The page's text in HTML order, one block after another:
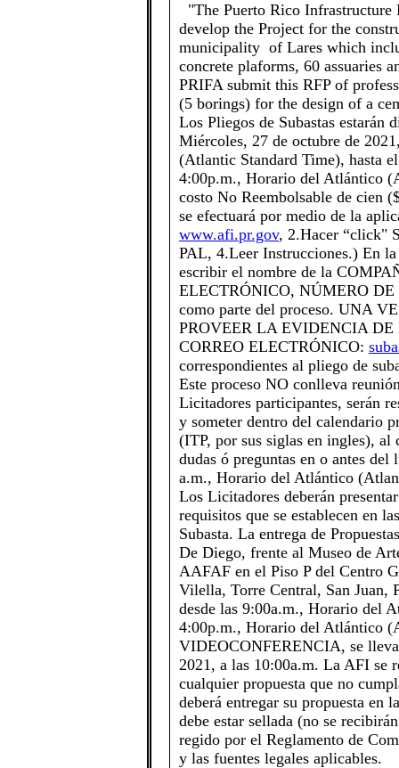
​"The Puerto Rico
develop the Project for the
municipality of Lares which
concrete plaforms, 60 assuaries
PRIFA submit this RFP of
(5 borings) for the design of a
Los Pliegos de Subastas estarán
Miércoles, 27 de octubre de
(Atlantic Standard Time), hasta
4:00p.m., Horario del Atlántico
costo No Reembolsable de cien
se efectuará por medio de la
www.afi.pr.gov, 2.Hacer “click"
PAL, 4.Leer Instrucciones.) En
escribir el nombre de la
ELECTRÓNICO, NÚMERO
como parte del proceso. UNA
PROVEER LA EVIDENCIA
CORREO ELECTRÓNICO:
correspondientes al pliego de
Este proceso NO conlleva
Licitadores participantes, serán
y someter dentro del calendario
(ITP, por sus siglas en ingles),
dudas ó preguntas en o antes
a.m., Horario del Atlántico
Los Licitadores deberán
requisitos que se establecen en
Subasta. La entrega de
De Diego, frente al Museo de
AAFAF en el Piso P del Centro
Vilella, Torre Central, San Juan,
desde las 9:00a.m., Horario del
4:00p.m., Horario del Atlántico
VIDEOCONFERENCIA, se
2021, a las 10:00a.m. La AFI se
cualquier propuesta que no
deberá entregar su propuesta en
debe estar sellada (no se
regido por el Reglamento de
y las fuentes legales aplicables. ​​​